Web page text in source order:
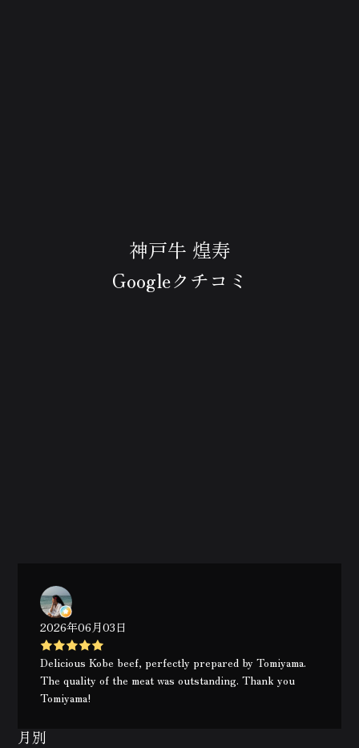
神戸牛 煌寿
Googleクチコミ
2026年06月03日
Delicious Kobe beef, perfectly prepared by Tomiyama.
The quality of the meat was outstanding. Thank you
Tomiyama!
月別